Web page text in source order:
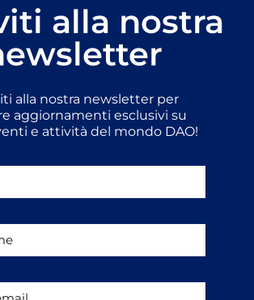
alla nostra
alla nostra newsletter per
aggiornamenti esclusivi su
e attività del mondo DAO!